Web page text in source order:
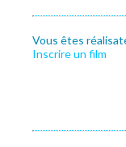
Vous êtes
Inscrire un film